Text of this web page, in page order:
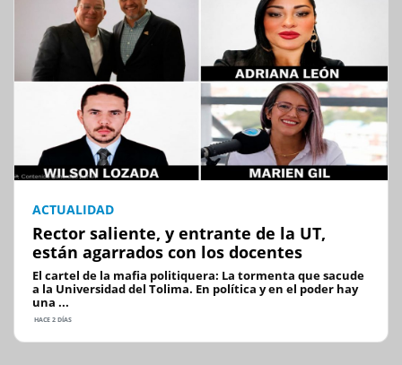
ACTUALIDAD
Rector saliente, y entrante de la UT,
están agarrados con los docentes
El cartel de la mafia politiquera: La tormenta que sacude
a la Universidad del Tolima. En política y en el poder hay
una ...
HACE 2 DÍAS